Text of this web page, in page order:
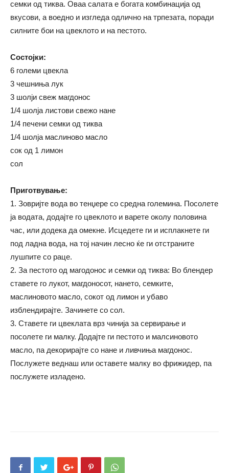
семки од тиква. Оваа салата е богата комбинација од
вкусови, а воедно и изгледа одлично на трпезата, поради
силните бои на цвеклото и на пестото.
Состојки:
6 големи цвекла
3 чешниња лук
3 шолји свеж магдонос
1/4 шолја листови свежо нане
1/4 печени семки од тиква
1/4 шолја маслиново масло
сок од 1 лимон
сол
Приготвување:
1. Зовријте вода во тенџере со средна големина. Посолете
ја водата, додајте го цвеклото и варете околу половина
час, или додека да омекне. Исцедете ги и исплакнете ги
под ладна вода, на тој начин лесно ќе ги отстраните
лушпите со раце.
2. За пестото од магодонос и семки од тиква: Во блендер
ставете го лукот, магдоносот, нането, семките,
маслиновото масло, сокот од лимон и убаво
изблендирајте. Зачинете со сол.
3. Ставете ги цвеклата врз чинија за сервирање и
посолете ги малку. Додајте ги пестото и малсиновото
масло, па декорирајте со нане и ливчиња магдонос.
Послужете веднаш или оставете малку во фрижидер, па
послужете изладено.